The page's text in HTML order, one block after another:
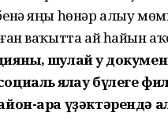
яңы һөнәр алыу
ваҡытта ай һайын
шулай уҡ
яҡлау бүлеге
ара үҙәктәрендә